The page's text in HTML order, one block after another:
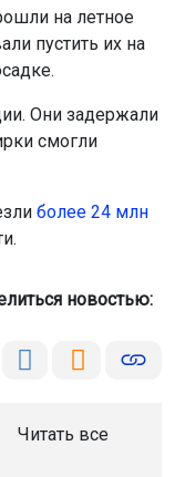
на летное
пустить их на
Они задержали
смогли
более 24 млн
новостью:
Читать все